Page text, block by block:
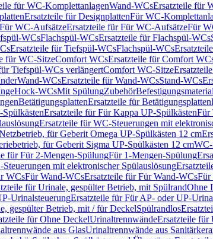
für WC-KomplettanlagenWand-WCsErsatzteile für
Ersatzteile für DesignplattenFür WC-
Für WC-AufsätzeErsatzteile für Für WC-AufsätzeFür
WCsFlachspül-WCsErsatzteile für Flachspül-WCs
Ersatzteile für Tiefspül-WCsFlachspül-WCs
für WC-SitzeComfort WCsErsatzteile für Comfort
Tiefspül-WCs verlängertComfort WC-Sitze
Wand-WCsErsatzteile für Wand-WCsStand-WCs
Hock-WCsMit SpülungZubehörBefestigungsmaterial
BetätigungsplattenErsatzteile für Betätigungsplatten
Ersatzteile für Für Kappa UP-SpülkästenFür
Ersatzteile für WC-Steuerungen mit
für Geberit Omega UP-Spülkästen 12 cm
für Geberit Sigma UP-Spülkästen 12 cmWC-
für Für 2-Mengen-SpülungFür 1-Mengen-Spülung
mit elektronischer Spülauslösung
WCsFür Wand-WCsErsatzteile für Für Wand-WCsFür
für Urinale, gespülter Betrieb, mit SpülrandOhne
UrinalsteuerungErsatzteile für Für AP- oder UP-
gespülter Betrieb, mit / für DeckelSpülrandlos
für Ohne DeckelUrinaltrennwändeErsatzteile für
aus GlasUrinaltrennwände aus